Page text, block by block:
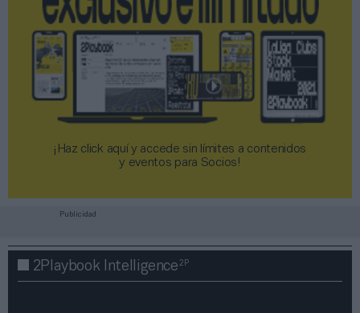
¡Haz click aquí y accede sin límites a contenidos
y eventos para Socios!​​​​​​​
Publicidad
2Playbook Intelligence2P